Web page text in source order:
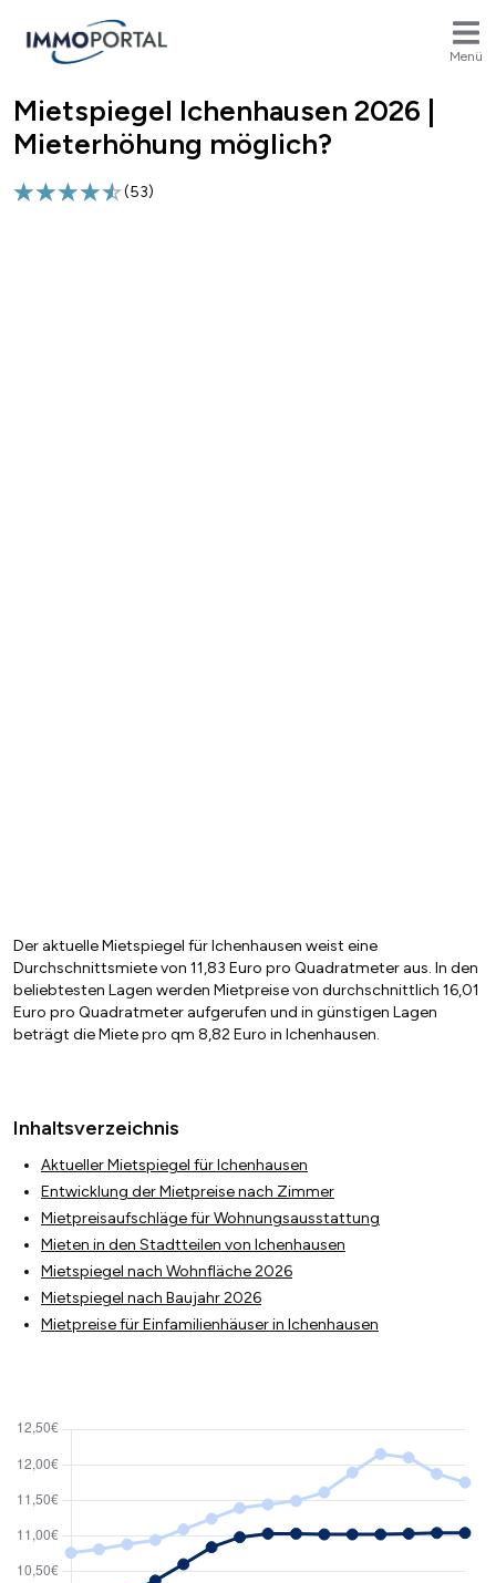
Menü
Breadcrumb
Mietspiegel Ichenhausen 2026 |
Mieterhöhung möglich?
(53)
Der aktuelle Mietspiegel für Ichenhausen weist eine
Durchschnittsmiete von 11,83 Euro pro Quadratmeter aus. In den
beliebtesten Lagen werden Mietpreise von durchschnittlich 16,01
Euro pro Quadratmeter aufgerufen und in günstigen Lagen
beträgt die Miete pro qm 8,82 Euro in Ichenhausen.
Inhaltsverzeichnis
Aktueller Mietspiegel für Ichenhausen
Entwicklung der Mietpreise nach Zimmer
Mietpreisaufschläge für Wohnungsausstattung
Mieten in den Stadtteilen von Ichenhausen
Mietspiegel nach Wohnfläche 2026
Mietspiegel nach Baujahr 2026
Mietpreise für Einfamilienhäuser in Ichenhausen